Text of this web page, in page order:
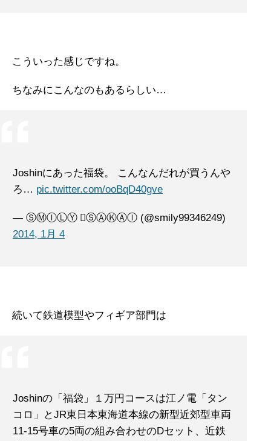
こういった感じですね。
ちなみにこんなのもあるらしい…
Joshinにあった福袋。 こんなんだれが買うんや
ろ… pic.twitter.com/ooBqD40gve
— ⓈⓂⒾⓁⓎ ⃝ⓈⒶⓀⒶⒾ (@smily99346249)
2014, 1月 4
続いて鉄道模型やフィギア部門は
Joshinの「福袋」１万円コースは江ノ電「タン
コロ」とJR東日本東海道本線の新型近郊型車両
11-15号車の5両の組み合わせのDセット、近鉄